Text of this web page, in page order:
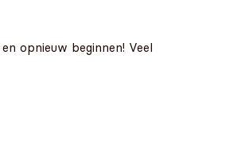
opnieuw beginnen! Veel